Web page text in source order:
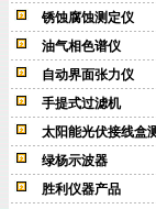
锈蚀腐蚀测定仪
油气相色谱仪
自动界面张力仪
手提式过滤机
太阳能光伏接线盒
绿杨示波器
胜利仪器产品